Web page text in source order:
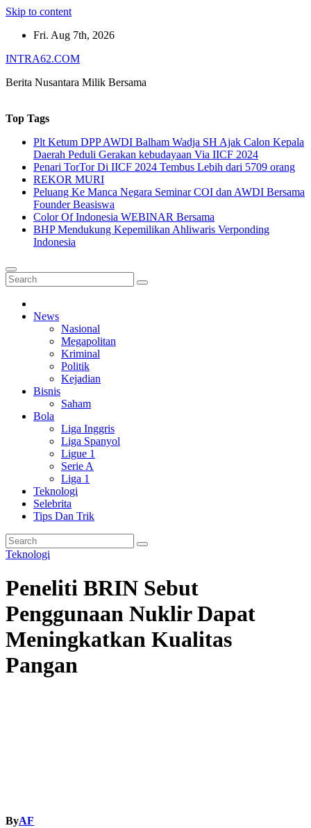
Skip to content
Fri. Aug 7th, 2026
INTRA62.COM
Berita Nusantara Milik Bersama
Top Tags
Plt Ketum DPP AWDI Balham Wadja SH Ajak Calon Kepala
Daerah Peduli Gerakan kebudayaan Via IICF 2024
Penari TorTor Di IICF 2024 Tembus Lebih dari 5709 orang
REKOR MURI
Peluang Ke Manca Negara Seminar COI dan AWDI Bersama
Founder Beasiswa
Color Of Indonesia WEBINAR Bersama
BHP Mendukung Kepemilikan Ahliwaris Verponding
Indonesia
News
Nasional
Megapolitan
Kriminal
Politik
Kejadian
Bisnis
Saham
Bola
Liga Inggris
Liga Spanyol
Ligue 1
Serie A
Liga 1
Teknologi
Selebrita
Tips Dan Trik
Teknologi
Peneliti BRIN Sebut
Penggunaan Nuklir Dapat
Meningkatkan Kualitas
Pangan
ByAF